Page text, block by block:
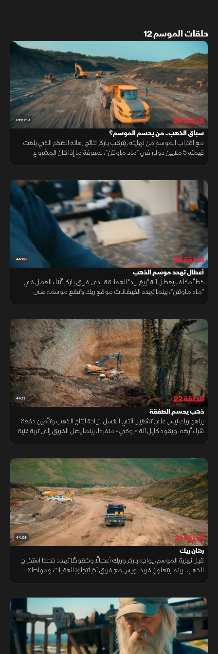
حلقات الموسم 12
01:27:51 الحلقة 24
سباق الذهب.. من يحسم الموسم؟
مع اقتراب الموسم من نهايته، يترقب باركر نتائج رهانه الضخم الذي بلغت
قيمته 5 ملايين دولار في "ماد ماونتن"، لمعرفة ما إذا كان المشروع
44:03 الحلقة 23
أعطال تهدد موسم الذهب
خطأ مكلف يعطل آلة "بيغ ريد" العملاقة لدى فريق باركر أثناء العمل في
"ماد ماونتن"، بينما تهدد الفيضانات موقع ريك وتضع موسمه على
44:11 الحلقة 22
ذهب يحسم الصفقة
يراهن ريك نيس على تشغيل آلتي الغسل لزيادة إنتاج الذهب وتأمين دفعة
شراء أرضه. ويقود كايل آلة «روكي» منفردا، بينما يصل الفريق إلى تربة غنية
44:08 الحلقة 21
رهان ريك
قبل نهاية الموسم، يواجه باركر وريك أعطالًا وضغوطًا تهدد خطط استخراج
الذهب، بينما يتعاون فريد لويس مع فريق آخر لتجاوز العقبات ومواصلة